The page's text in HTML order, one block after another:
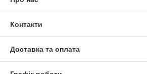
Контакти
Доставка та оплата